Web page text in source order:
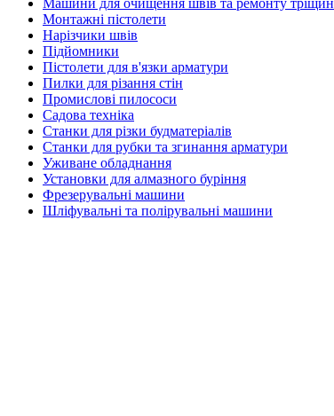
Машини для очищення швів та ремонту тріщин
Монтажні пістолети
Нарізчики швів
Підйомники
Пістолети для в'язки арматури
Пилки для різання стін
Промислові пилососи
Садова техніка
Станки для різки будматеріалів
Станки для рубки та згинання арматури
Уживане обладнання
Установки для алмазного буріння
Фрезерувальні машини
Шліфувальні та полірувальні машини